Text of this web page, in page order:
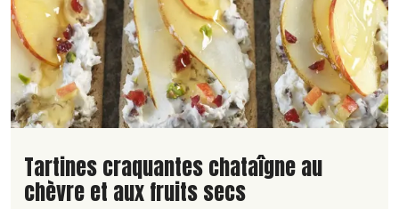
Lire la suite de la recette
Tartines craquantes chataîgne au
chèvre et aux fruits secs